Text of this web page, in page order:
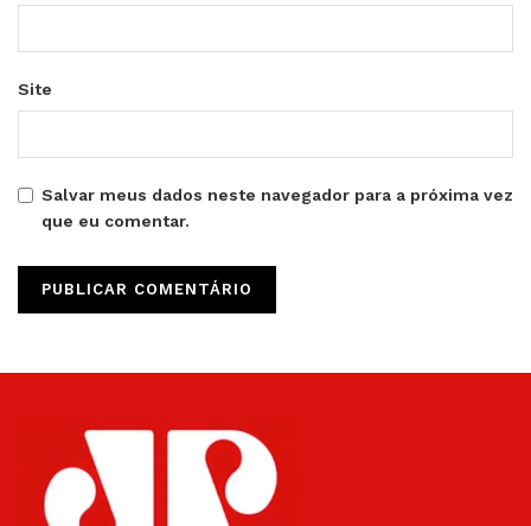
Site
Salvar meus dados neste navegador para a próxima vez
que eu comentar.